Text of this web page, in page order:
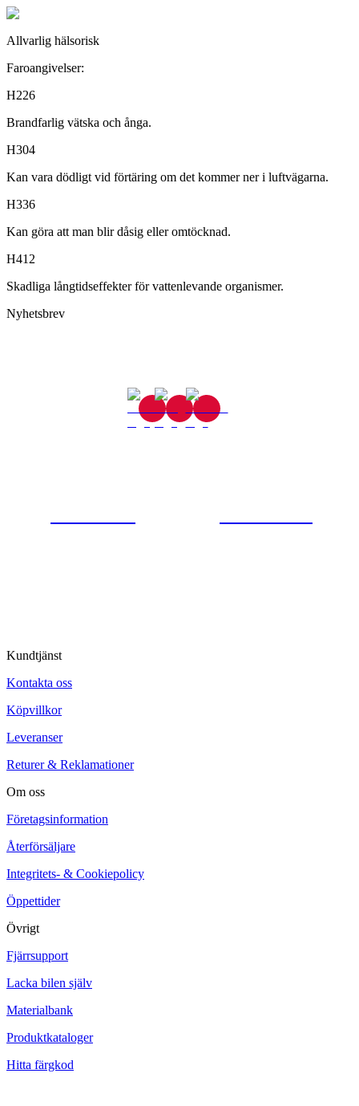
Allvarlig hälsorisk
Faroangivelser:
H226
Brandfarlig vätska och ånga.
H304
Kan vara dödligt vid förtäring om det kommer ner i luftvägarna.
H336
Kan göra att man blir dåsig eller omtöcknad.
H412
Skadliga långtidseffekter för vattenlevande organismer.
Nyhetsbrev
Kundtjänst
Kontakta oss
Köpvillkor
Leveranser
Returer & Reklamationer
Om oss
Företagsinformation
Återförsäljare
Integritets- & Cookiepolicy
Öppettider
Övrigt
Fjärrsupport
Lacka bilen själv
Materialbank
Produktkataloger
Hitta färgkod